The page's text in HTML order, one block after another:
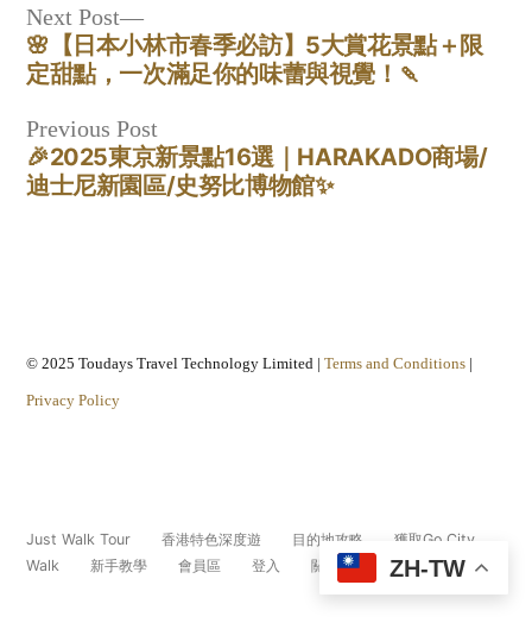
Post
navigation
Previous PostPrevious
post:
🎉2025東京新景點16選｜HARAKADO商場/
迪士尼新園區/史努比博物館✨
Next Post
Next
post:
🌸【日本小林市春季必訪】5大賞花景點＋限
定甜點，一次滿足你的味蕾與視覺！🍡
© 2025 Toudays Travel Technology Limited | Terms and Conditions |
Privacy Policy
Just Walk Tour 香港特色深度遊 目的地攻略
獲取Go City
Walk
新手教學 會員區 登入 關於我們 ZH-TW